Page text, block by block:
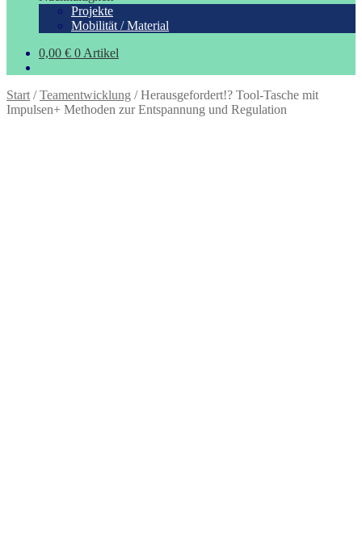
Projekte
Mobilität / Material
0,00 € 0 Artikel
Start /Teamentwicklung /Herausgefordert!? Tool-Tasche mit
Impulsen+ Methoden zur Entspannung und Regulation